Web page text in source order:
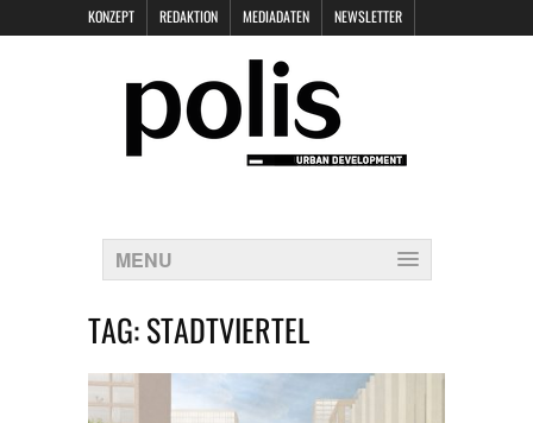
KONZEPT REDAKTION MEDIADATEN NEWSLETTER
DATENSCHUTZ
MENU
TAG:STADTVIERTEL